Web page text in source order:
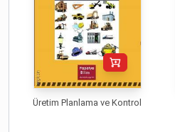
Üretim Planlama ve Kontrol